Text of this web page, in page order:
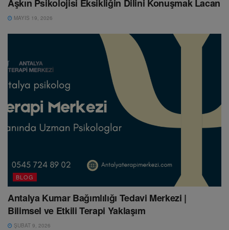
Aşkın Psikolojisi Eksikliğin Dilini Konuşmak Lacan
MAYIS 19, 2026
BLOG
Antalya Kumar Bağımlılığı Tedavi Merkezi |
Bilimsel ve Etkili Terapi Yaklaşım
ŞUBAT 9, 2026